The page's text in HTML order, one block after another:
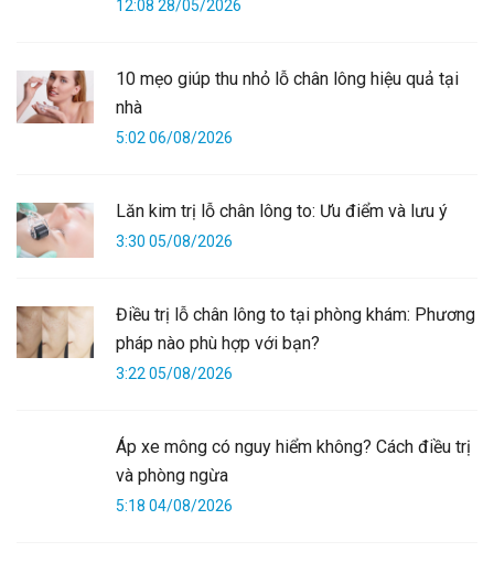
12:08 28/05/2026
10 mẹo giúp thu nhỏ lỗ chân lông hiệu quả tại
nhà
5:02 06/08/2026
Lăn kim trị lỗ chân lông to: Ưu điểm và lưu ý
3:30 05/08/2026
Điều trị lỗ chân lông to tại phòng khám: Phương
pháp nào phù hợp với bạn?
3:22 05/08/2026
Áp xe mông có nguy hiểm không? Cách điều trị
và phòng ngừa
5:18 04/08/2026